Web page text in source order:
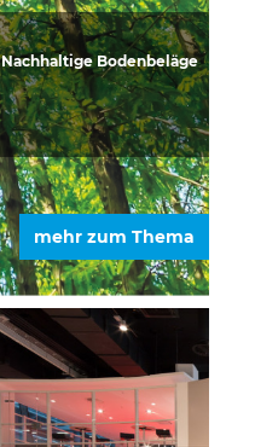
Nachhaltige Bodenbeläge
mehr zum Thema